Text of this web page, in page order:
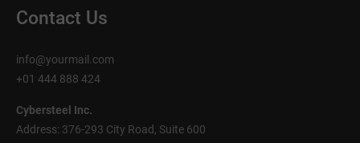
Contact Us
info@yourmail.com
+01 444 888 424
Cybersteel Inc.
Address: 376-293 City Road, Suite 600